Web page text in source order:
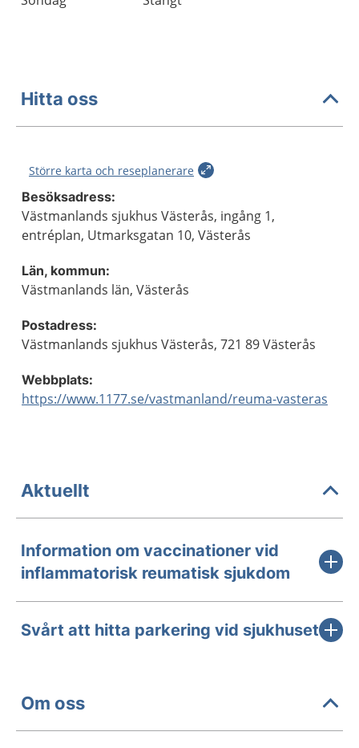
Hitta oss
Större karta och reseplanerare
Besöksadress:
Västmanlands sjukhus Västerås, ingång 1,
entréplan, Utmarksgatan 10, Västerås
Län, kommun:
Västmanlands län, Västerås
Postadress:
Västmanlands sjukhus Västerås, 721 89 Västerås
Webbplats:
https://www.1177.se/vastmanland/reuma-vasteras
Aktuellt
Information om vaccinationer vid
inflammatorisk reumatisk sjukdom
Svårt att hitta parkering vid sjukhuset
Om oss